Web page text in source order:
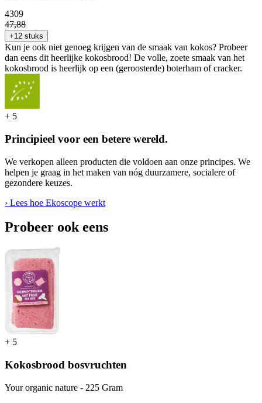
4309
47,88
+12 stuks
Kun je ook niet genoeg krijgen van de smaak van kokos? Probeer
dan eens dit heerlijke kokosbrood! De volle, zoete smaak van het
kokosbrood is heerlijk op een (geroosterde) boterham of cracker.
+ 5
Principieel voor een betere wereld.
We verkopen alleen producten die voldoen aan onze principes. We
helpen je graag in het maken van nóg duurzamere, socialere of
gezondere keuzes.
› Lees hoe Ekoscope werkt
Probeer ook eens
+ 5
Kokosbrood bosvruchten
Your organic nature - 225 Gram